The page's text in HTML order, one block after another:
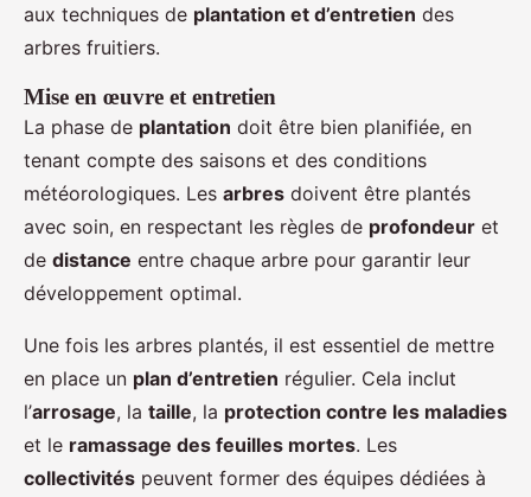
aux techniques de plantation et d’entretien des
arbres fruitiers.
Mise en œuvre et entretien
La phase de plantation doit être bien planifiée, en
tenant compte des saisons et des conditions
météorologiques. Les arbres doivent être plantés
avec soin, en respectant les règles de profondeur et
de distance entre chaque arbre pour garantir leur
développement optimal.
Une fois les arbres plantés, il est essentiel de mettre
en place un plan d’entretien régulier. Cela inclut
l’arrosage, la taille, la protection contre les maladies
et le ramassage des feuilles mortes. Les
collectivités peuvent former des équipes dédiées à